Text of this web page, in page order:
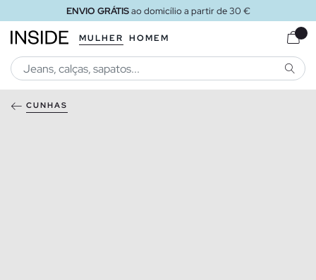
ENVIO GRÁTISao domicílio a partir de 30 €
MULHER HOMEM
CUNHAS